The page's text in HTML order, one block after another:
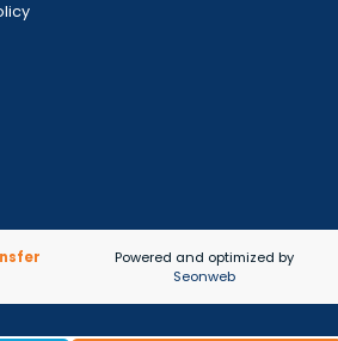
Powered and optimized by
Seonweb